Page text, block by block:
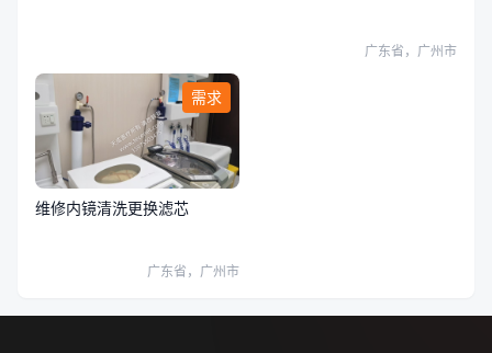
广东省，广州市
需求
维修内镜清洗更换滤芯
广东省，广州市